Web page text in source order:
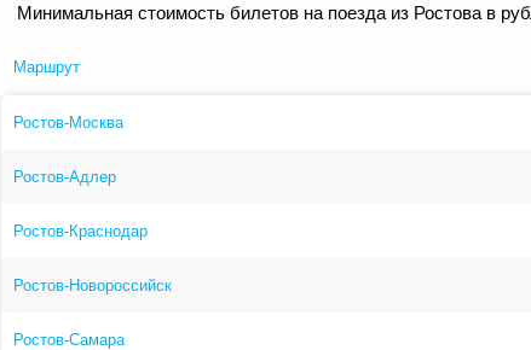
Минимальная стоимость билетов на поезда из Ростова в
Маршрут
Ростов-Москва
Ростов-Адлер
Ростов-Краснодар
Ростов-Новороссийск
Ростов-Самара